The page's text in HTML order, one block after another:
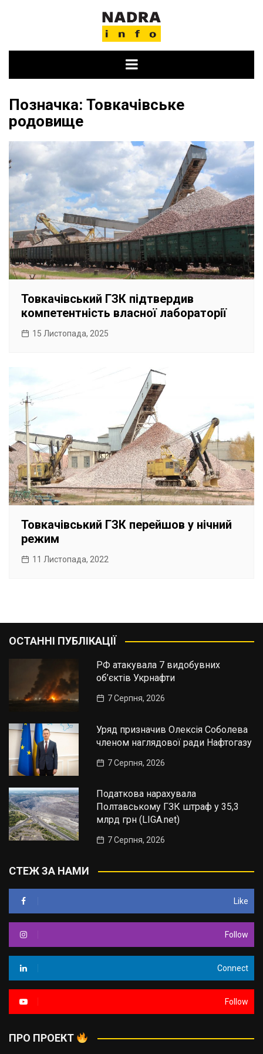
Позначка: Товкачівське
родовище
Товкачівський ГЗК підтвердив
компетентність власної лабораторії
15 Листопада, 2025
Товкачівський ГЗК перейшов у нічний
режим
11 Листопада, 2022
ОСТАННІ ПУБЛІКАЦІЇ
РФ атакувала 7 видобувних
об’єктів Укрнафти
7 Серпня, 2026
Уряд призначив Олексія Соболева
членом наглядової ради Нафтогазу
7 Серпня, 2026
Податкова нарахувала
Полтавському ГЗК штраф у 35,3
млрд грн (LIGA.net)
7 Серпня, 2026
СТЕЖ ЗА НАМИ
Like
Follow
Connect
Follow
ПРО ПРОЕКТ